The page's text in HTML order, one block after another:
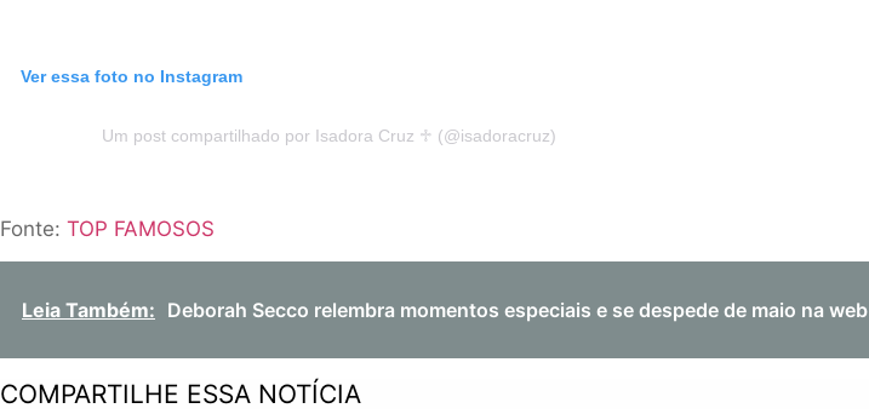
Ver essa foto no Instagram
Um post compartilhado por Isadora Cruz ♱ (@isadoracruz)
Fonte: TOP FAMOSOS
Leia Também: Deborah Secco relembra momentos especiais e se despede de maio na web
COMPARTILHE ESSA NOTÍCIA